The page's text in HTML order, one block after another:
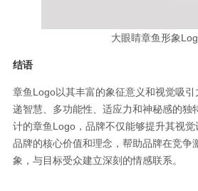
大眼睛章鱼形象
结语
章鱼Logo以其丰富的象征意义和视觉吸
递智慧、多功能性、适应力和神秘感的独
计的章鱼Logo，品牌不仅能够提升其视
品牌的核心价值和理念，帮助品牌在竞争
象，与目标受众建立深刻的情感联系。